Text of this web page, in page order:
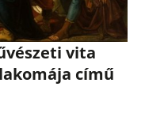
vita
című